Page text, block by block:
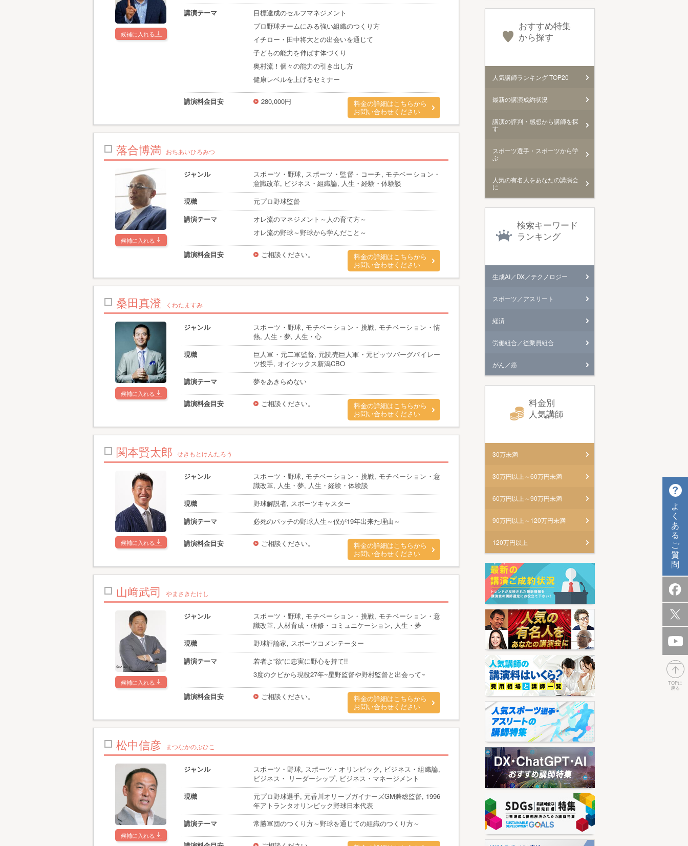
候補に入れる
講演テーマ
目標達成のセルフマネジメント
プロ野球チームにみる強い組織のつくり方
イチロー・田中将大との出会いを通じて
子どもの能力を伸ばす体づくり
奥村流！個々の能力の引き出し方
健康レベルを上げるセミナー
講演料金目安 280,000円
料金の詳細はこちらから
お問い合わせください
落合博満 おちあいひろみつ
候補に入れる
ジャンル
スポーツ・野球, スポーツ・監督・コーチ, モチベーション・
意識改革, ビジネス・組織論, 人生・経験・体験談
現職
元プロ野球監督
講演テーマ
オレ流のマネジメント～人の育て方～
オレ流の野球～野球から学んだこと～
講演料金目安 ご相談ください。
料金の詳細はこちらから
お問い合わせください
桑田真澄 くわたますみ
候補に入れる
ジャンル
スポーツ・野球, モチベーション・挑戦, モチベーション・情
熱, 人生・夢, 人生・心
現職
巨人軍・元二軍監督, 元読売巨人軍・元ピッツバーグパイレー
ツ投手, オイシックス新潟CBO
講演テーマ
夢をあきらめない
講演料金目安 ご相談ください。
料金の詳細はこちらから
お問い合わせください
関本賢太郎 せきもとけんたろう
候補に入れる
ジャンル
スポーツ・野球, モチベーション・挑戦, モチベーション・意
識改革, 人生・夢, 人生・経験・体験談
現職
野球解説者, スポーツキャスター
講演テーマ
必死のパッチの野球人生～僕が19年出来た理由～
講演料金目安 ご相談ください。
料金の詳細はこちらから
お問い合わせください
山﨑武司 やまさきたけし
候補に入れる
ジャンル
スポーツ・野球, モチベーション・挑戦, モチベーション・意
識改革, 人材育成・研修・コミュニケーション, 人生・夢
現職
野球評論家, スポーツコメンテーター
講演テーマ
若者よ”欲”に忠実に野心を持て!!
3度のクビから現役27年~星野監督や野村監督と出会って~
講演料金目安 ご相談ください。
料金の詳細はこちらから
お問い合わせください
松中信彦 まつなかのぶひこ
候補に入れる
ジャンル
スポーツ・野球, スポーツ・オリンピック, ビジネス・組織論,
ビジネス・ リーダーシップ, ビジネス・マネージメント
現職
元プロ野球選手, 元香川オリーブガイナーズGM兼総監督, 1996
年アトランタオリンピック野球日本代表
講演テーマ
常勝軍団のつくり方～野球を通じての組織のつくり方～
おすすめ特集
から探す
人気講師ランキング TOP20
最新の講演成約状況
講演の評判・感想から講師を探
す
スポーツ選手・スポーツから学
ぶ
人気の有名人をあなたの講演会
に
検索キーワード
ランキング
生成AI／DX／テクノロジー
スポーツ／アスリート
経済
労働組合／従業員組合
がん／癌
料金別
人気講師
30万未満
30万円以上～60万円未満
60万円以上～90万円未満
90万円以上～120万円未満
120万円以上
よ
く
あ
る
ご
質
問
TOPに
戻る